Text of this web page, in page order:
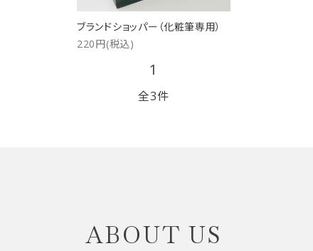
ブランドショッパー（化粧筆専用）
220円(税込)
1
全3件
ABOUT US